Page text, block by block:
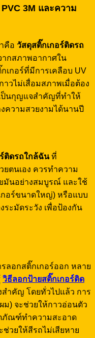
3M และความ
คือ วัสดุสติ๊กเกอร์ติดรถ
ากสภาพอากาศใน
เกอร์ที่มีการเคลือบ UV
าวไม่เสื่อมสภาพเมื่อต้อง
ป็นกุญแจสำคัญที่ทำให้
ความสวยงามได้นานปี
ติดรถใกล้ฉันที่
ตนเอง ควรทำความ
มันอย่างสมบูรณ์ และใช้
กอร์ขนาดใหญ่) หรือแบบ
ระมัดระวัง เพื่อป้องกัน
รลอกสติ๊กเกอร์ออก หลาย
วิธีลอกป้ายสติ๊กเกอร์ติด
สำคัญ โดยทั่วไปแล้ว การ
ม) จะช่วยให้กาวอ่อนตัว
ภัณฑ์ทำความสะอาด
วยให้สีรถไม่เสียหาย